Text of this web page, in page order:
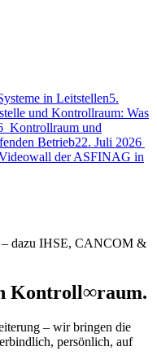
in Leitstellen5.
und Kontrollraum: Was
Kontrollraum und
Betrieb22. Juli 2026
der ASFINAG in
– dazu IHSE, CANCOM &
Kontroll∞raum.
– wir bringen die
persönlich, auf